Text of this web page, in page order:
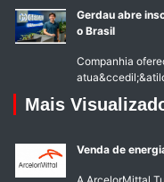
Gerdau abre
o Brasil
Companhia
Mais
Venda de